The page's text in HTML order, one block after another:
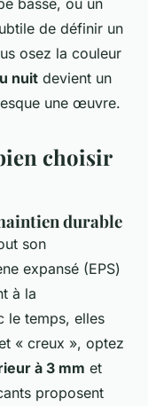
basse, ou un
de définir un
osez la couleur
nuit devient un
une œuvre.
choisir
durable
son
expansé (EPS)
à la
le temps, elles
« creux », optez
à 3 mm et
proposent